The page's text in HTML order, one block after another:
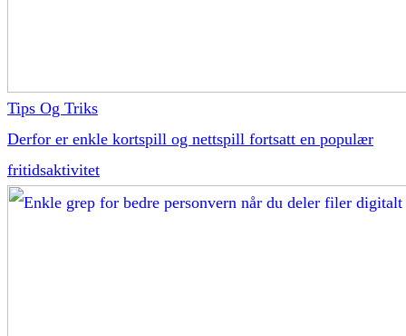
Tips Og Triks
Derfor er enkle kortspill og nettspill fortsatt en populær
fritidsaktivitet